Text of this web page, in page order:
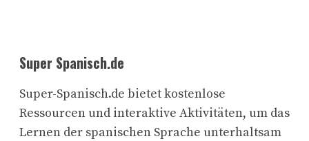
Super Spanisch.de
Super-Spanisch.de bietet kostenlose
Ressourcen und interaktive Aktivitäten, um das
Lernen der spanischen Sprache unterhaltsam